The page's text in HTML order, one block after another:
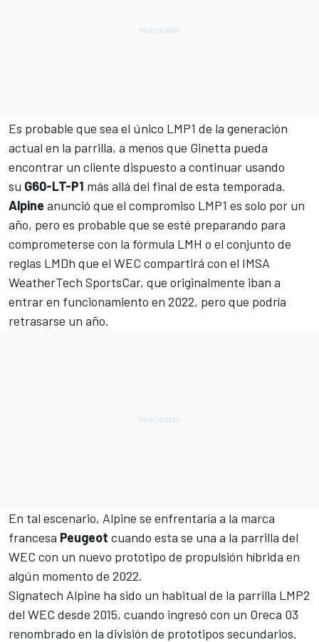
Es probable que sea el único LMP1 de la generación
actual en la parrilla, a menos que Ginetta pueda
encontrar un cliente dispuesto a continuar usando
su G60-LT-P1 más allá del final de esta temporada.
Alpine anunció que el compromiso LMP1 es solo por un
año, pero es probable que se esté preparando para
comprometerse con la fórmula LMH o el conjunto de
reglas LMDh que el WEC compartirá con el IMSA
WeatherTech SportsCar, que originalmente iban a
entrar en funcionamiento en 2022, pero que podría
retrasarse un año.
En tal escenario, Alpine se enfrentaría a la marca
francesa Peugeot cuando esta se una a la parrilla del
WEC con un nuevo prototipo de propulsión híbrida en
algún momento de 2022.
Signatech Alpine ha sido un habitual de la parrilla LMP2
del WEC desde 2015, cuando ingresó con un Oreca 03
renombrado en la división de prototipos secundarios.